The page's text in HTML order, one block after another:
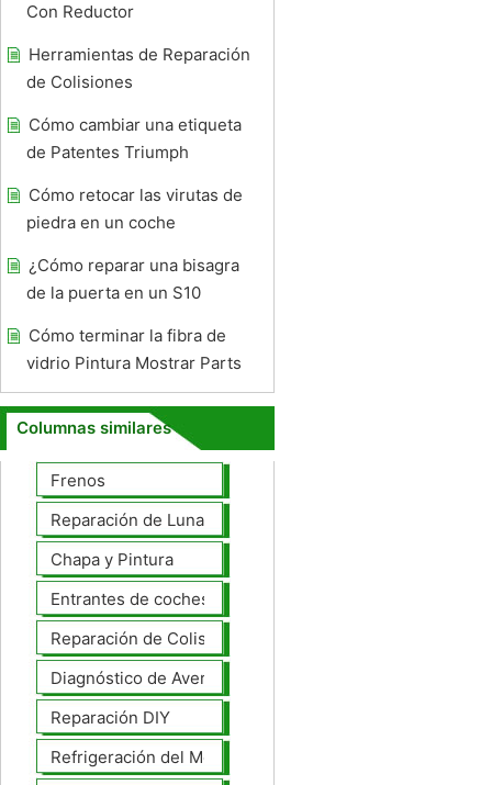
Con Reductor
Herramientas de Reparación
de Colisiones
Cómo cambiar una etiqueta
de Patentes Triumph
Cómo retocar las virutas de
piedra en un coche
¿Cómo reparar una bisagra
de la puerta en un S10
Cómo terminar la fibra de
vidrio Pintura Mostrar Parts
Columnas similares
Frenos
Reparación de Lunas
Chapa y Pintura
Entrantes de coches
Reparación de Colisiones
Diagnóstico de Averías
Reparación DIY
Refrigeración del Motor